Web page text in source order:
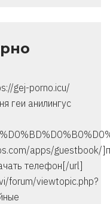
gej-porno.icu/
геи анилингус
apps/guestbook/
телефон[/url]
forum/viewtopic.php?